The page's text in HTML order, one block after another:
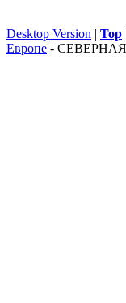
Desktop Version | Top
Европе -